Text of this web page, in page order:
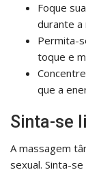
Foque
durante a
Permita-
toque e
que a
Sinta-se
A massagem
sexual. Sinta-